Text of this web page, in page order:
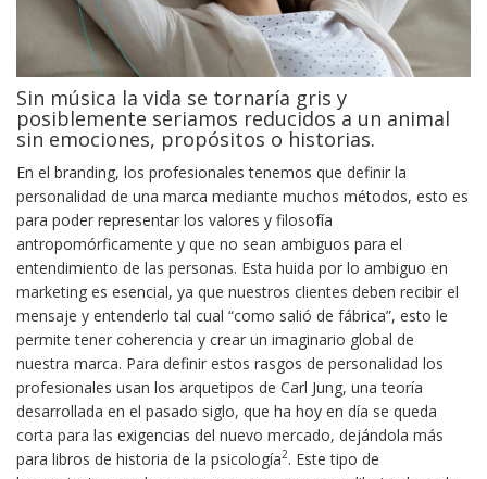
Sin música la vida se tornaría gris y
posiblemente seriamos reducidos a un animal
sin emociones, propósitos o historias.
En el branding, los profesionales tenemos que definir la
personalidad de una marca mediante muchos métodos, esto es
para poder representar los valores y filosofía
antropomórficamente y que no sean ambiguos para el
entendimiento de las personas. Esta huida por lo ambiguo en
marketing es esencial, ya que nuestros clientes deben recibir el
mensaje y entenderlo tal cual “como salió de fábrica”, esto le
permite tener coherencia y crear un imaginario global de
nuestra marca. Para definir estos rasgos de personalidad los
profesionales usan los arquetipos de Carl Jung, una teoría
desarrollada en el pasado siglo, que ha hoy en día se queda
corta para las exigencias del nuevo mercado, dejándola más
para libros de historia de la psicología2. Este tipo de